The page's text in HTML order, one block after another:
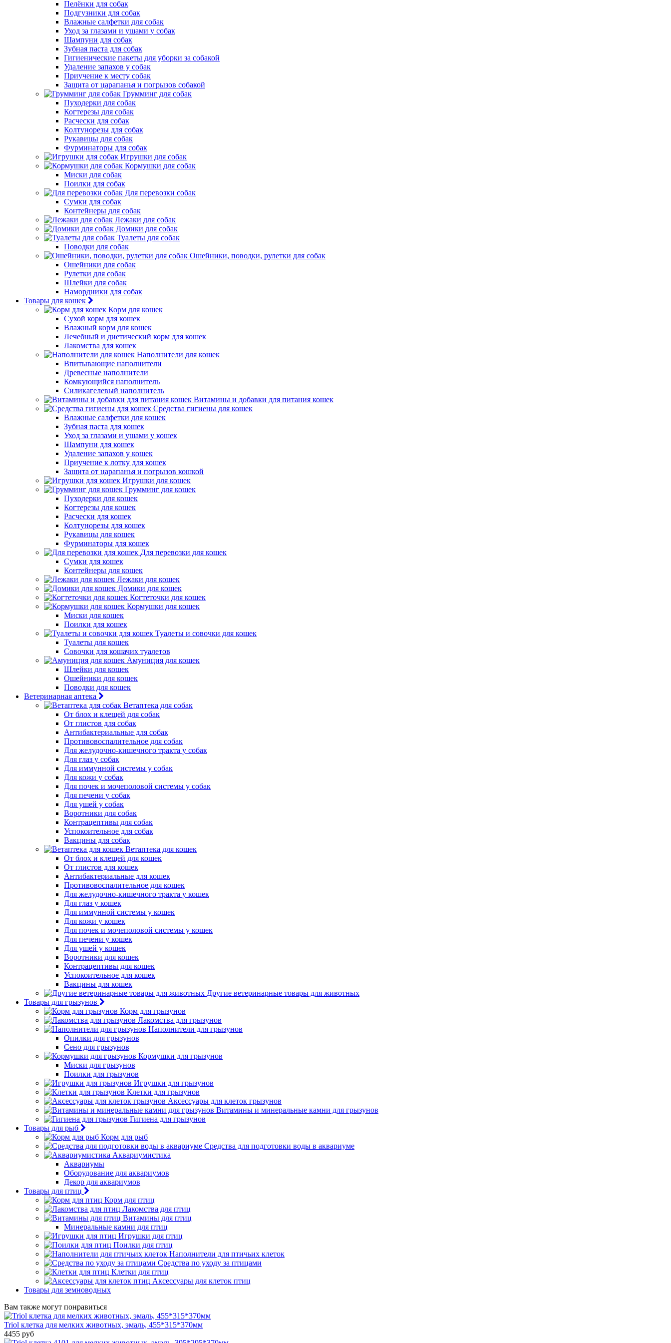
Пелёнки для собак
Подгузники для собак
Влажные салфетки для собак
Уход за глазами и ушами у собак
Шампуни для собак
Зубная паста для собак
Гигиенические пакеты для уборки за собакой
Удаление запахов у собак
Приучение к месту собак
Защита от царапанья и погрызов собакой
Грумминг для собак
Пуходерки для собак
Когтерезы для собак
Расчески для собак
Колтунорезы для собак
Рукавицы для собак
Фурминаторы для собак
Игрушки для собак
Кормушки для собак
Миски для собак
Поилки для собак
Для перевозки собак
Сумки для собак
Контейнеры для собак
Лежаки для собак
Домики для собак
Туалеты для собак
Поводки для собак
Ошейники, поводки, рулетки для собак
Ошейники для собак
Рулетки для собак
Шлейки для собак
Намордники для собак
Товары для кошек
Корм для кошек
Сухой корм для кошек
Влажный корм для кошек
Лечебный и диетический корм для кошек
Лакомства для кошек
Наполнители для кошек
Впитывающие наполнители
Древесные наполнители
Комкующийся наполнитель
Силикагелевый наполнитель
Витамины и добавки для питания кошек
Средства гигиены для кошек
Влажные салфетки для кошек
Зубная паста для кошек
Уход за глазами и ушами у кошек
Шампуни для кошек
Удаление запахов у кошек
Приучение к лотку для кошек
Защита от царапанья и погрызов кошкой
Игрушки для кошек
Грумминг для кошек
Пуходерки для кошек
Когтерезы для кошек
Расчески для кошек
Колтунорезы для кошек
Рукавицы для кошек
Фурминаторы для кошек
Для перевозки для кошек
Сумки для кошек
Контейнеры для кошек
Лежаки для кошек
Домики для кошек
Когтеточки для кошек
Кормушки для кошек
Миски для кошек
Поилки для кошек
Туалеты и совочки для кошек
Туалеты для кошек
Совочки для кошачих туалетов
Амуниция для кошек
Шлейки для кошек
Ошейники для кошек
Поводки для кошек
Ветеринарная аптека
Ветаптека для собак
От блох и клещей для собак
От глистов для собак
Антибактериальные для собак
Противовоспалительное для собак
Для желудочно-кишечного тракта у собак
Для глаз у собак
Для иммунной системы у собак
Для кожи у собак
Для почек и мочеполовой системы у собак
Для печени у собак
Для ушей у собак
Воротники для собак
Контрацептивы для собак
Успокоительное для собак
Вакцины для собак
Ветаптека для кошек
От блох и клещей для кошек
От глистов для кошек
Антибактериальные для кошек
Противовоспалительное для кошек
Для желудочно-кишечного тракта у кошек
Для глаз у кошек
Для иммунной системы у кошек
Для кожи у кошек
Для почек и мочеполовой системы у кошек
Для печени у кошек
Для ушей у кошек
Воротники для кошек
Контрацептивы для кошек
Успокоительное для кошек
Вакцины для кошек
Другие ветеринарные товары для животных
Товары для грызунов
Корм для грызунов
Лакомства для грызунов
Наполнители для грызунов
Опилки для грызунов
Сено для грызунов
Кормушки для грызунов
Миски для грызунов
Поилки для грызунов
Игрушки для грызунов
Клетки для грызунов
Аксессуары для клеток грызунов
Витамины и минеральные камни для грызунов
Гигиена для грызунов
Товары для рыб
Корм для рыб
Средства для подготовки воды в аквариуме
Аквариумистика
Аквариумы
Оборудование для аквариумов
Декор для аквариумов
Товары для птиц
Корм для птиц
Лакомства для птиц
Витамины для птиц
Минеральные камни для птиц
Игрушки для птиц
Поилки для птиц
Наполнители для птичьих клеток
Средства по уходу за птицами
Клетки для птиц
Аксессуары для клеток птиц
Товары для земноводных
Вам также могут понравиться
Triol клетка для мелких животных, эмаль, 455*315*370мм
4455 руб